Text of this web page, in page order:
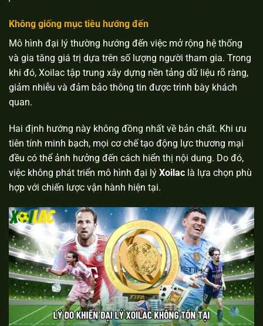
Không giống mục tiêu hướng đến
Mô hình đại lý thường hướng đến việc mở rộng hệ thống
và gia tăng giá trị dựa trên số lượng người tham gia. Trong
khi đó, Xoilac tập trung xây dựng nền tảng dữ liệu rõ ràng,
giảm nhiễu và đảm bảo thông tin được trình bày khách
quan.
Hai định hướng này không đồng nhất về bản chất. Khi ưu
tiên tính minh bạch, mọi cơ chế tạo động lực thương mại
đều có thể ảnh hưởng đến cách hiển thị nội dung. Do đó,
việc không phát triển mô hình đại lý Xoilac là lựa chọn phù
hợp với chiến lược vận hành hiện tại.